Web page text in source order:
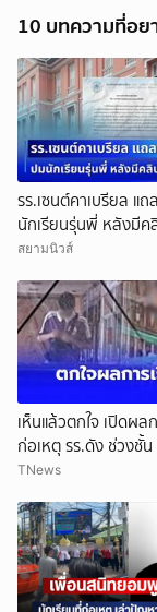
10 บทความที่อย
รร.เซนต์คาเบรียล แ
นักเรียนรุ่นพี่ หลังมีค
สยามนิวส์
เห็นแล้วตกใจ เปิดผล
ก่อเหตุ รร.ดัง ช่วงชั้
TNews